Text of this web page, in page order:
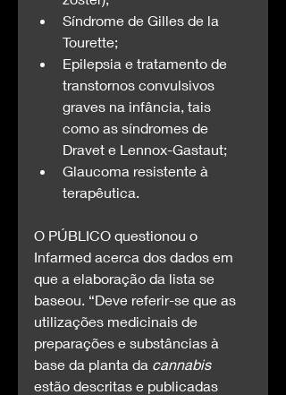
Síndrome de Gilles de la
Tourette;
Epilepsia e tratamento de
transtornos convulsivos
graves na infância, tais
como as síndromes de
Dravet e Lennox-Gastaut;
Glaucoma resistente à
terapêutica.
O PÚBLICO questionou o
Infarmed acerca dos dados em
que a elaboração da lista se
baseou. “Deve referir-se que as
utilizações medicinais de
preparações e substâncias à
base da planta da cannabis
estão descritas e publicadas